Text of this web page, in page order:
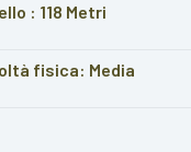
: 118 Metri
fisica: Media